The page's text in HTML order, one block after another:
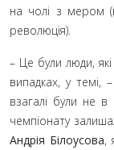
на чолі з мером
революція).
– Це були люди,
випадках, у темі,
взагалі були не
чемпіонату
Андрія Білоусова,